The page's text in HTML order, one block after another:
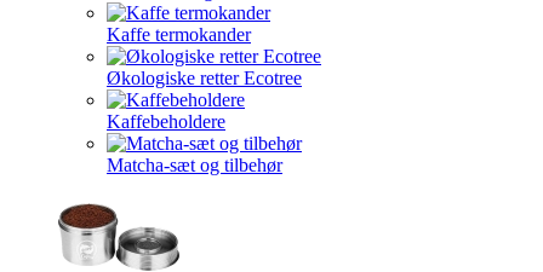
Kaffe termokander
Økologiske retter Ecotree
Kaffebeholdere
Matcha-sæt og tilbehør